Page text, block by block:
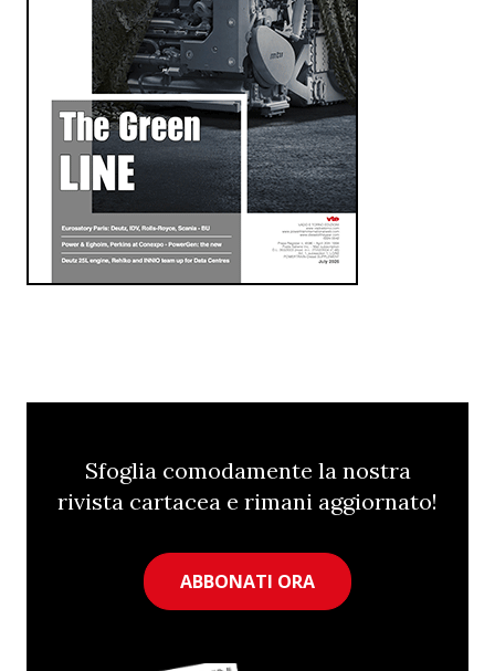
Sfoglia comodamente la nostra
rivista cartacea e rimani aggiornato!
ABBONATI ORA